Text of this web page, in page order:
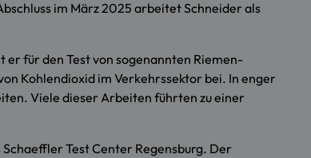
im März 2025 arbeitet Schneider als
für den Test von sogenannten Riemen-
Kohlendioxid im Verkehrssektor bei. In enger
Viele dieser Arbeiten führten zu einer
Test Center Regensburg. Der